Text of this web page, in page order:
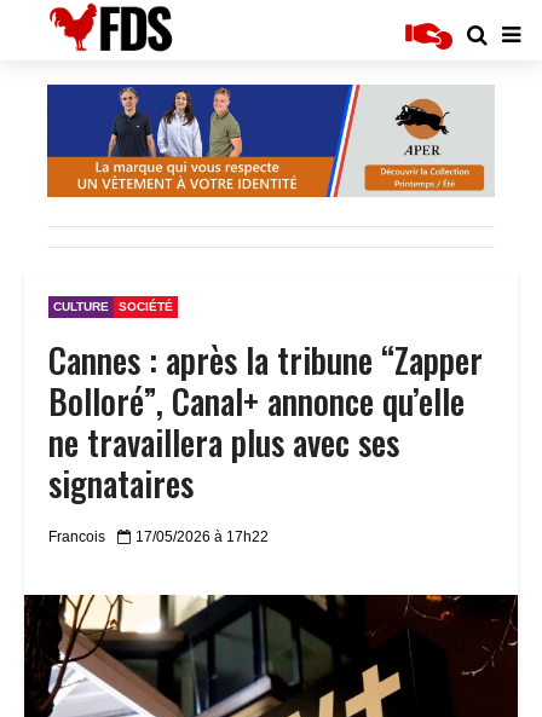
CULTURE SOCIÉTÉ
Cannes : après la tribune “Zapper
Bolloré”, Canal+ annonce qu’elle
ne travaillera plus avec ses
signataires
Francois 17/05/2026 à 17h22